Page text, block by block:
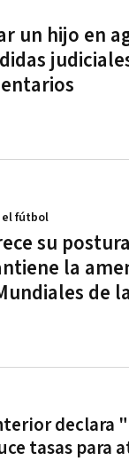
un hijo en
su
la
de
el fútbol
declara
tasas para